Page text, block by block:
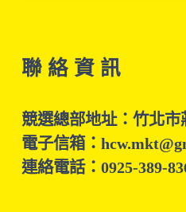
聯 絡 資 訊
競選總部地址：竹北市
電子信箱：
連絡電話：0925-389-